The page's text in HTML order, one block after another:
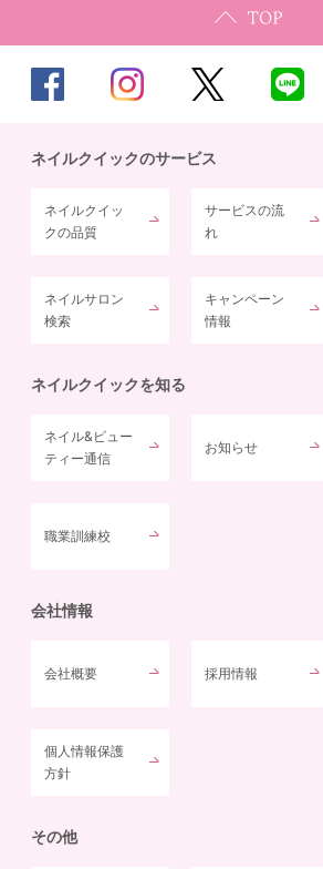
ネイルクイックのサービス
ネイルクイッ
クの品質
サービスの流
れ
ネイルサロン
検索
キャンペーン
情報
ネイルクイックを知る
ネイル&ビュー
ティー通信
お知らせ
職業訓練校
会社情報
会社概要 採用情報
個人情報保護
方針
その他